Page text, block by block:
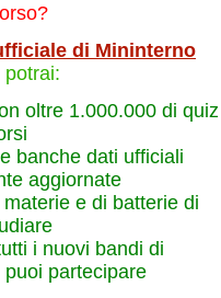
di Mininterno
potrai:
oltre 1.000.000 di quiz
banche dati ufficiali
aggiornate
e di batterie di
i nuovi bandi di
partecipare